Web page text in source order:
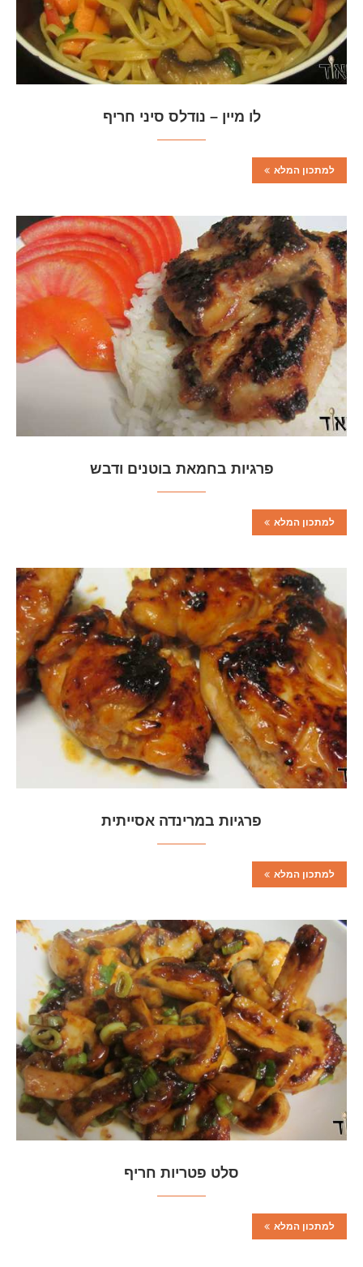
לו מיין – נודלס סיני חריף
למתכון המלא
פרגיות בחמאת בוטנים ודבש
למתכון המלא
פרגיות במרינדה אסייתית
למתכון המלא
סלט פטריות חריף
למתכון המלא